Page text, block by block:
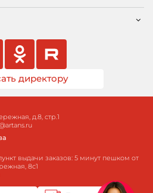
директору
д.8, стр.1
выдачи заказов: 5 минут пешком от
8с1